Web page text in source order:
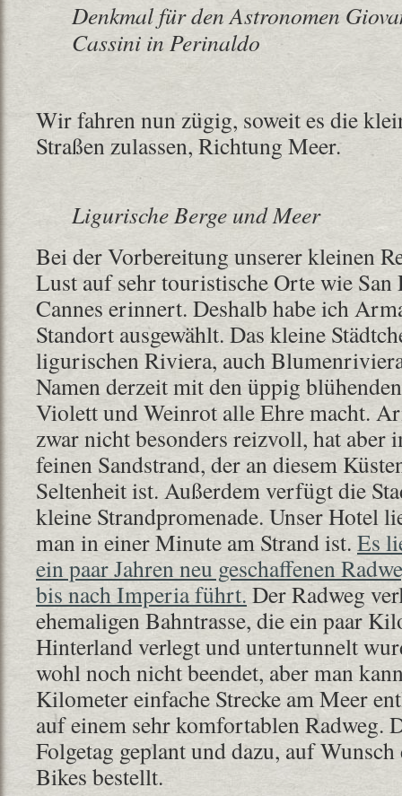
Denkmal für den Astronomen
Cassini in Perinaldo
Wir fahren nun zügig, soweit es die
Straßen zulassen, Richtung Meer.
Ligurische Berge und Meer
Bei der Vorbereitung unserer kleinen
Lust auf sehr touristische Orte wie San
Cannes erinnert. Deshalb habe ich
Standort ausgewählt. Das kleine
ligurischen Riviera, auch
Namen derzeit mit den üppig
Violett und Weinrot alle Ehre macht.
zwar nicht besonders reizvoll, hat aber
feinen Sandstrand, der an diesem
Seltenheit ist. Außerdem verfügt die
kleine Strandpromenade. Unser Hotel
man in einer Minute am Strand ist. Es
ein paar Jahren neu geschaffenen
bis nach Imperia führt. Der Radweg
ehemaligen Bahntrasse, die ein paar
Hinterland verlegt und untertunnelt
wohl noch nicht beendet, aber man
Kilometer einfache Strecke am Meer
auf einem sehr komfortablen Radweg.
Folgetag geplant und dazu, auf
Bikes bestellt.